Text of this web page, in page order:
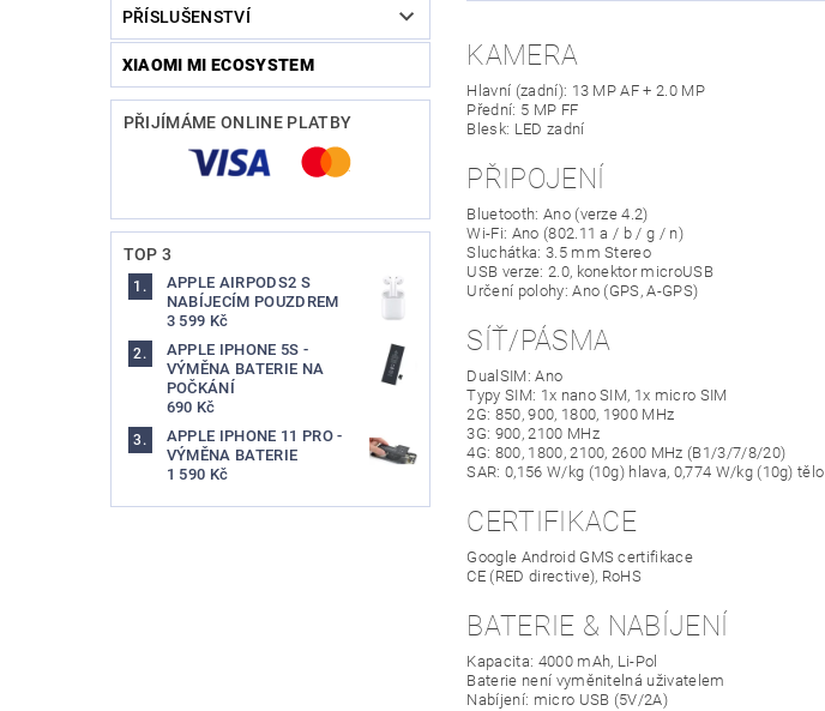
PŘÍSLUŠENSTVÍ
XIAOMI MI ECOSYSTEM
PŘIJÍMÁME ONLINE PLATBY
TOP 3
APPLE AIRPODS2 S
NABÍJECÍM POUZDREM
3 599 Kč
APPLE IPHONE 5S -
VÝMĚNA BATERIE NA
POČKÁNÍ
690 Kč
APPLE IPHONE 11 PRO -
VÝMĚNA BATERIE
1 590 Kč
KAMERA
Hlavní (zadní): 13 MP AF + 2.0 MP
Přední: 5 MP FF
Blesk: LED zadní
PŘIPOJENÍ
Bluetooth: Ano (verze 4.2)
Wi-Fi: Ano (802.11 a / b / g / n)
Sluchátka: 3.5 mm Stereo
USB verze: 2.0, konektor microUSB
Určení polohy: Ano (GPS, A-GPS)
SÍŤ/PÁSMA
DualSIM: Ano
Typy SIM: 1x nano SIM, 1x micro SIM
2G: 850, 900, 1800, 1900 MHz
3G: 900, 2100 MHz
4G: 800, 1800, 2100, 2600 MHz (B1/3/7/8/20)
SAR: 0,156 W/kg (10g) hlava, 0,774 W/kg (10g) tělo
CERTIFIKACE
Google Android GMS certifikace
CE (RED directive), RoHS
BATERIE & NABÍJENÍ
Kapacita: 4000 mAh, Li-Pol
Baterie není vyměnitelná uživatelem
Nabíjení: micro USB (5V/2A)